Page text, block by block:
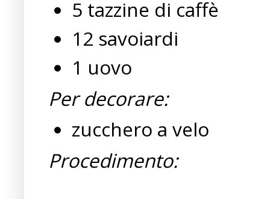
5 tazzine di caffè
12 savoiardi
1 uovo
Per decorare:
zucchero a velo
Procedimento: